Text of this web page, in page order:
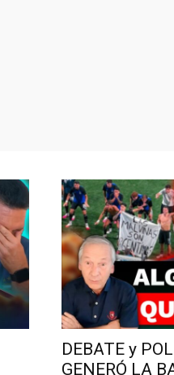
DEBATE y
GENERÓ LA